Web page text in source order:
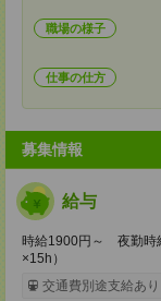
職場の様子
仕事の仕方
募集情報
給与
時給1900円～ 夜勤時
×15h）
交通費別途支給あり